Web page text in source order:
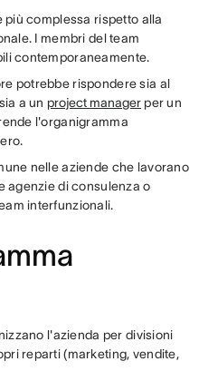
più complessa rispetto alla
I membri del team
contemporaneamente.
potrebbe rispondere sia al
a un project manager per un
l'organigramma
nelle aziende che lavorano
agenzie di consulenza o
interfunzionali.
l'azienda per divisioni
reparti (marketing, vendite,